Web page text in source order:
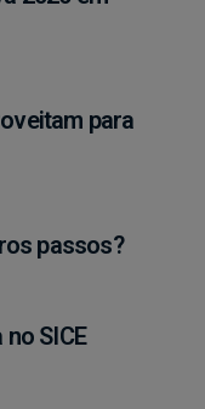
para
passos?
SICE